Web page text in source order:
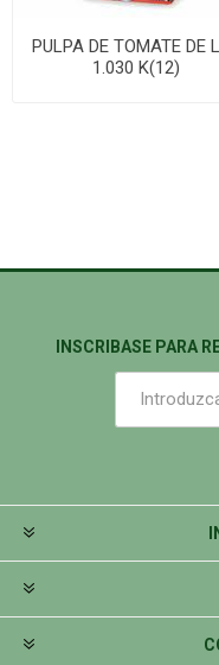
PULPA DE TOMATE DE
1.030 K(12)
INSCRIBASE PARA